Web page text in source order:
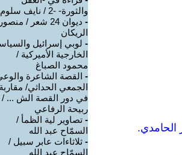
الحامدي.
والثورة- -2 / نايف سلوم
-
ديوان 24 شعر / منصور
الريكان
- لوبي إسرائيل
الخارجية الأميركية /
محمود الصباغ
- القصة الشاعرة
الجمعي الحداثي/ مقاربة
في دور القصة الش ... /
ربيحة الرفاعي
- تصاوير لية الظمأ /
السمّاح عبد الله
- ثلاثاءات عابر سبيل /
السمّاح عبد الله